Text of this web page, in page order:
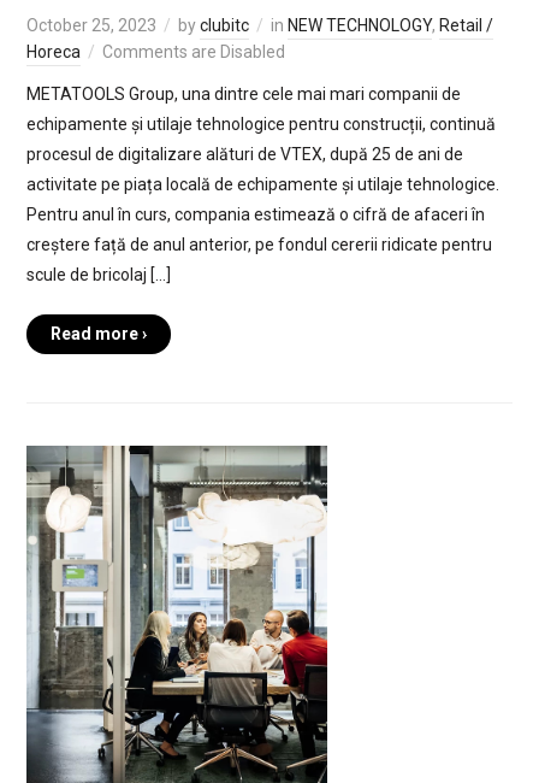
October 25, 2023 byclubitc in NEW TECHNOLOGY, Retail /
Horeca
Comments are Disabled
METATOOLS Group, una dintre cele mai mari companii de
echipamente și utilaje tehnologice pentru construcții, continuă
procesul de digitalizare alături de VTEX, după 25 de ani de
activitate pe piața locală de echipamente și utilaje tehnologice.
Pentru anul în curs, compania estimează o cifră de afaceri în
creștere față de anul anterior, pe fondul cererii ridicate pentru
scule de bricolaj […]
Read more ›